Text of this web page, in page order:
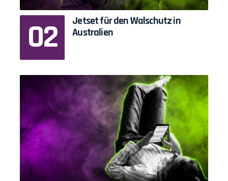
Jetset für den Walschutz in
Australien